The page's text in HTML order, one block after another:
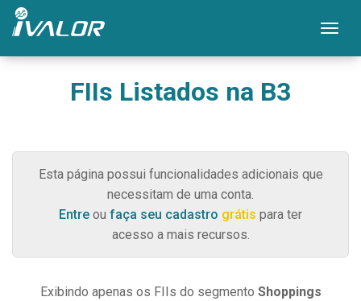
FIIs Listados na B3
Esta página possui funcionalidades adicionais que
necessitam de uma conta.
Entre ou faça seu cadastro grátis para ter
acesso a mais recursos.
Exibindo apenas os FIIs do segmento Shoppings